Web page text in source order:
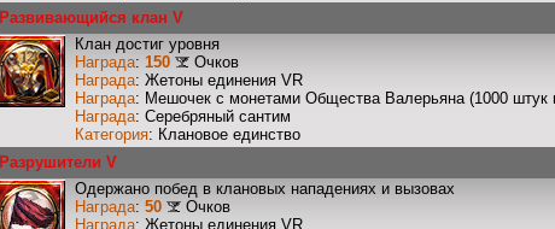
Развивающийся клан V
Клан достиг уровня
Награда: 150
Очков
Награда: Жетоны единения VR
Награда: Мешочек с монетами Общества Валерьяна (1000 штук
Награда: Серебряный сантим
Категория: Клановое единство
Разрушители V
Одержано побед в клановых нападениях и вызовах
Награда: 50
Очков
Награда: Жетоны единения VR